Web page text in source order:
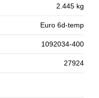
2.445 kg
Euro 6d-temp
1092034-400
27924